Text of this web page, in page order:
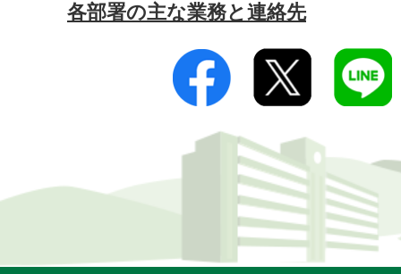
各部署の主な業務と連絡先